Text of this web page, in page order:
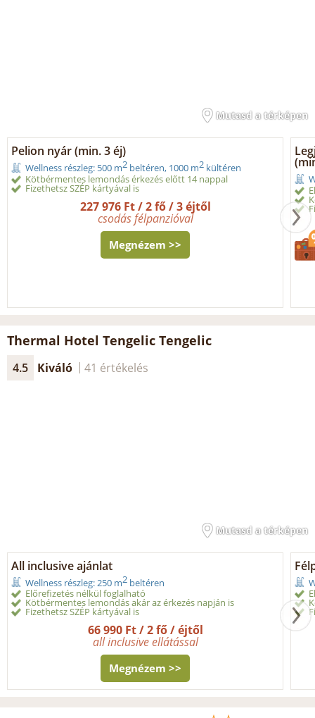
Mutasd a térképen
Pelion nyár (min. 3 éj)
Wellness részleg: 500 m2 beltéren, 1000 m2 kültéren
Kötbérmentes lemondás érkezés előtt 14 nappal
Fizethetsz SZÉP kártyával is
227 976 Ft / 2 fő / 3 éjtől
csodás félpanzióval
Megnézem >>
Thermal Hotel Tengelic Tengelic
4.5 Kiváló 41 értékelés
Mutasd a térképen
All inclusive ajánlat
Wellness részleg: 250 m2 beltéren
Előrefizetés nélkül foglalható
Kötbérmentes lemondás akár az érkezés napján is
Fizethetsz SZÉP kártyával is
66 990 Ft / 2 fő / éjtől
all inclusive ellátással
Megnézem >>